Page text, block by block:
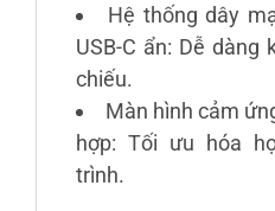
Hệ thống dây
USB-C ẩn: Dễ dàng
chiếu.
Màn hình cảm
hợp: Tối ưu hóa
trình.